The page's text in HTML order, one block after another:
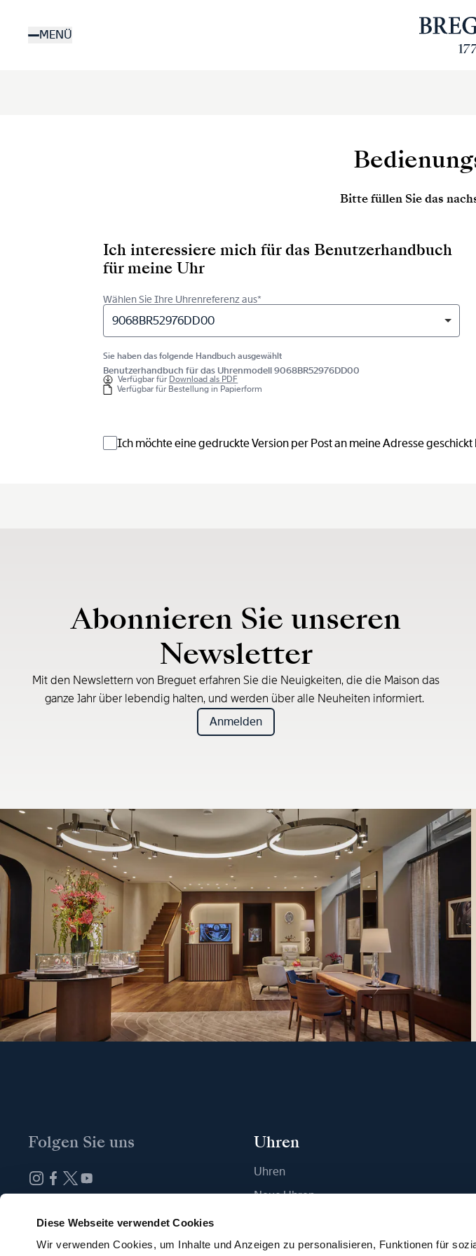
Diese Webseite verwendet Cookies
Wir verwenden Cookies, um Inhalte und Anzeigen zu personalisieren, Funktionen für
MENÜ
Bitte füllen Sie das
Ich interessiere mich für das Benutzerhandbuch
für meine Uhr
Wählen Sie Ihre Uhrenreferenz aus*
9068BR52976DD00
Sie haben das folgende Handbuch ausgewählt
Benutzerhandbuch für das Uhrenmodell 9068BR52976DD00
Verfügbar für Download als PDF
Verfügbar für Bestellung in Papierform
Ich möchte eine gedruckte Version per Post an meine Adresse
Abonnieren Sie unseren
Newsletter
Mit den Newslettern von Breguet erfahren Sie die Neuigkeiten, die die Maison das
ganze Jahr über lebendig halten, und werden über alle Neuheiten informiert.
Anmelden
Folgen Sie uns Uhren
Uhren
Neue Uhren